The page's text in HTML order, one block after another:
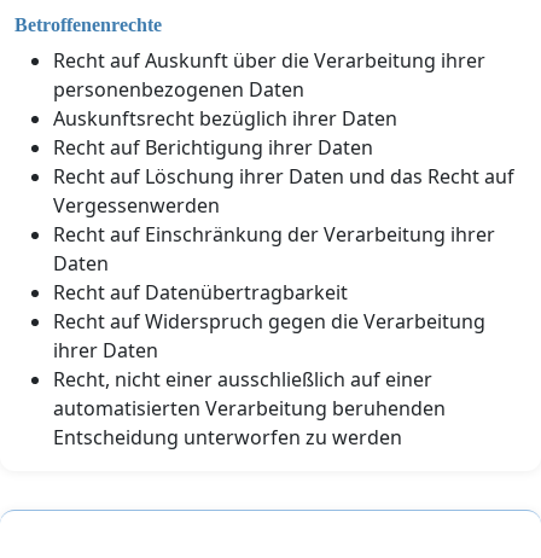
Betroffenenrechte
Recht auf Auskunft über die Verarbeitung ihrer
personenbezogenen Daten
Auskunftsrecht bezüglich ihrer Daten
Recht auf Berichtigung ihrer Daten
Recht auf Löschung ihrer Daten und das Recht auf
Vergessenwerden
Recht auf Einschränkung der Verarbeitung ihrer
Daten
Recht auf Datenübertragbarkeit
Recht auf Widerspruch gegen die Verarbeitung
ihrer Daten
Recht, nicht einer ausschließlich auf einer
automatisierten Verarbeitung beruhenden
Entscheidung unterworfen zu werden